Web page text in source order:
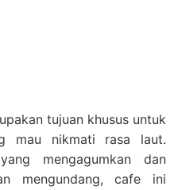
tujuan khusus untuk
mau nikmati rasa laut.
mengagumkan dan
mengundang, cafe ini